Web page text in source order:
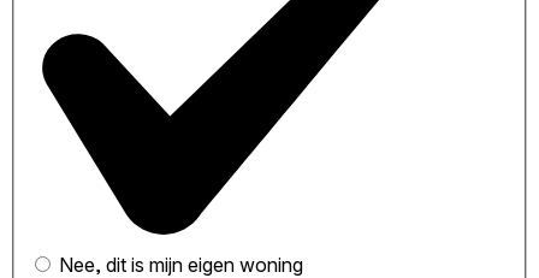
Nee, dit is mijn eigen woning